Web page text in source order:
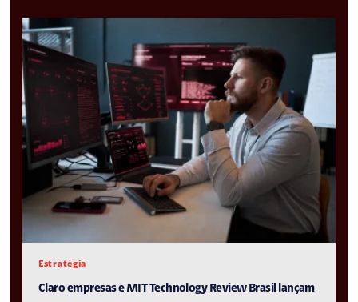
Estratégia
Claro empresas e MIT Technology Review Brasil lançam